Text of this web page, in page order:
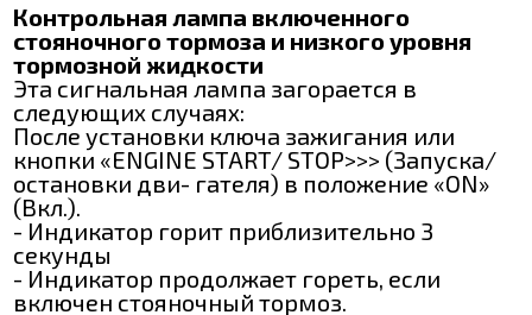
Контрольная лампа включенного
стояночного тормоза и низкого уровня
тормозной жидкости
Эта сигнальная лампа загорается в
следующих случаях:
После установки ключа зажигания или
кнопки «ENGINE START/ ЅТОР>>> (Запуска/
остановки дви- гателя) в положение «ON»
(Вкл.).
- Индикатор горит приблизительно 3
секунды
- Индикатор продолжает гореть, если
включен стояночный тормоз.